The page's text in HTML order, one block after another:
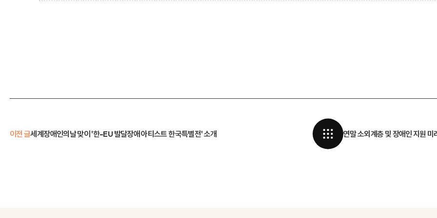
이전 글세계장애인의날 맞이 '한-EU 발달장애 아티스트 한국특별전' 소개 연말 소외계층 및 장애인 지원